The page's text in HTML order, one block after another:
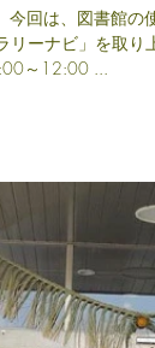
回は、図書館の
リーナビ」を取
です。 10:00～12:00 ...